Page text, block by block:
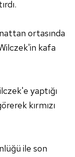
ortasında
kafa
yaptığı
kırmızı
ile son